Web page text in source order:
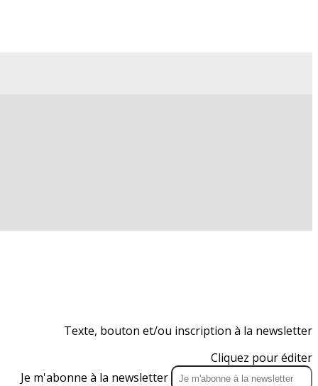
Texte, bouton et/ou inscription à la newsletter
Cliquez pour éditer
Je m'abonne à la newsletter